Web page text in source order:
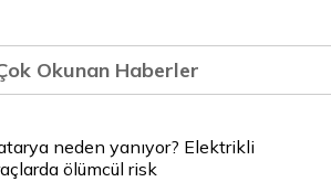
Okunan Haberler
neden yanıyor? Elektrikli
ölümcül risk